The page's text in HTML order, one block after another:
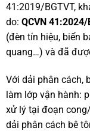
41:2019/BGTVT,
do: QCVN 41:2024/
(đèn tín hiệu, biển
quang…) và đã
Với dải phân cách,
làm lớp vận hành:
xử lý tại đoạn
dải phân cách bê